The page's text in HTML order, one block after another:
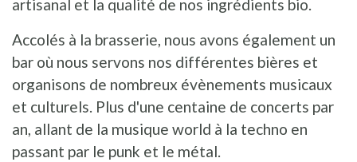
artisanal et la qualité de nos ingrédients bio.
Accolés à la brasserie, nous avons également un
bar où nous servons nos différentes bières et
organisons de nombreux évènements musicaux
et culturels. Plus d'une centaine de concerts par
an, allant de la musique world à la techno en
passant par le punk et le métal.